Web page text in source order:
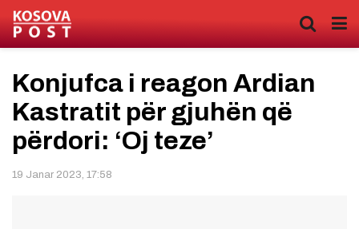
Konjufca i reagon Ardian
Kastratit për gjuhën që
përdori: ‘Oj teze’
19 Janar 2023, 17:58